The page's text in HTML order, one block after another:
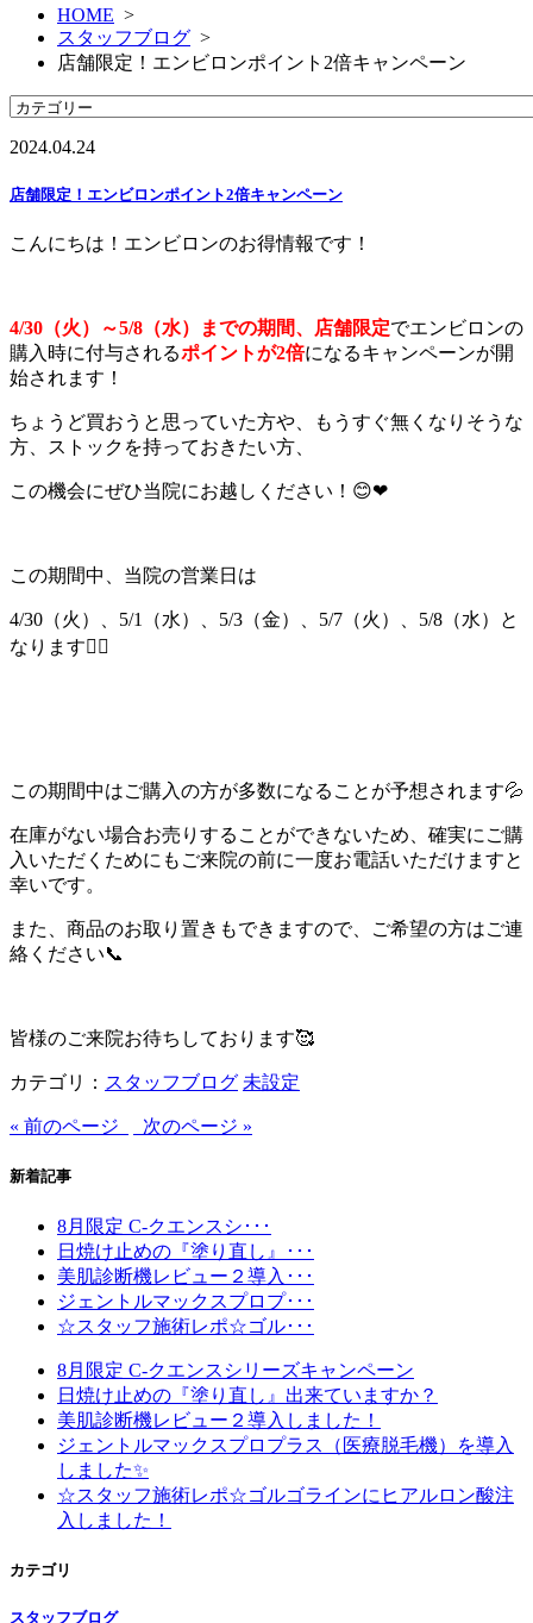
HOME >
スタッフブログ >
店舗限定！エンビロンポイント2倍キャンペーン
2024.04.24
店舗限定！エンビロンポイント2倍キャンペーン
こんにちは！エンビロンのお得情報です！
4/30（火）～5/8（水）までの期間、店舗限定でエンビロンの
購入時に付与されるポイントが2倍になるキャンペーンが開
始されます！
ちょうど買おうと思っていた方や、もうすぐ無くなりそうな
方、ストックを持っておきたい方、
この機会にぜひ当院にお越しください！😊❤
この期間中、当院の営業日は
4/30（火）、5/1（水）、5/3（金）、5/7（火）、5/8（水）と
なります💁‍♀️
この期間中はご購入の方が多数になることが予想されます💦
在庫がない場合お売りすることができないため、確実にご購
入いただくためにもご来院の前に一度お電話いただけますと
幸いです。
また、商品のお取り置きもできますので、ご希望の方はご連
絡ください📞
皆様のご来院お待ちしております🥰
カテゴリ： スタッフブログ 未設定
« 前のページ 次のページ »
新着記事
8月限定 C-クエンスシ･･･
日焼け止めの『塗り直し』･･･
美肌診断機レビュー２導入･･･
ジェントルマックスプロプ･･･
☆スタッフ施術レポ☆ゴル･･･
8月限定 C-クエンスシリーズキャンペーン
日焼け止めの『塗り直し』出来ていますか？
美肌診断機レビュー２導入しました！
ジェントルマックスプロプラス（医療脱毛機）を導入
しました✨
☆スタッフ施術レポ☆ゴルゴラインにヒアルロン酸注
入しました！
カテゴリ
スタッフブログ